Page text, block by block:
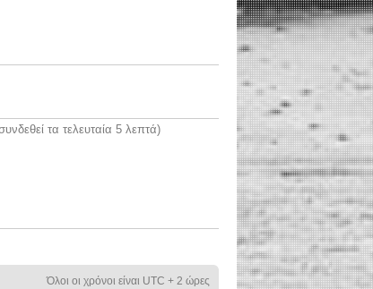
τα τελευταία 5 λεπτά)
Όλοι οι χρόνοι είναι UTC + 2 ώρες